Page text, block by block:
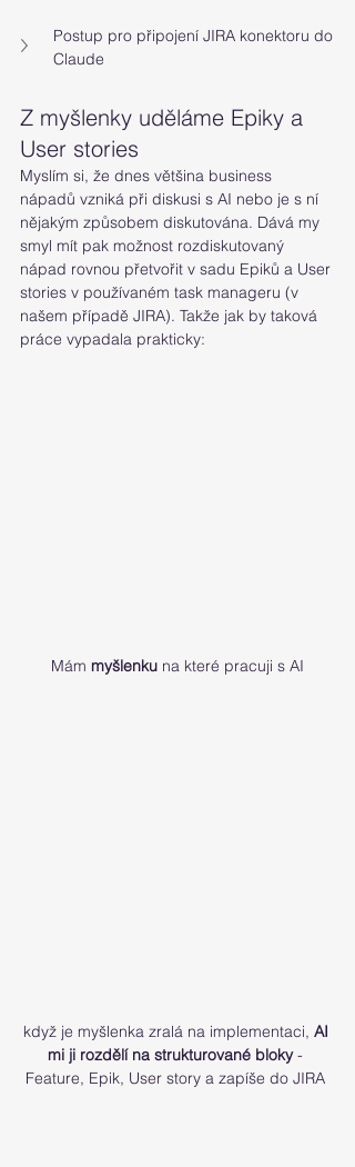
Postup pro připojení JIRA konektoru do
Claude
Z myšlenky uděláme Epiky a
User stories
Myslím si, že dnes většina business
nápadů vzniká při diskusi s AI nebo je s ní
nějakým způsobem diskutována. Dává my
smyl mít pak možnost rozdiskutovaný
nápad rovnou přetvořit v sadu Epiků a User
stories v používaném task manageru (v
našem případě JIRA). Takže jak by taková
práce vypadala prakticky:
Mám myšlenku na které pracuji s AI
když je myšlenka zralá na implementaci, AI
mi ji rozdělí na strukturované bloky -
Feature, Epik, User story a zapíše do JIRA